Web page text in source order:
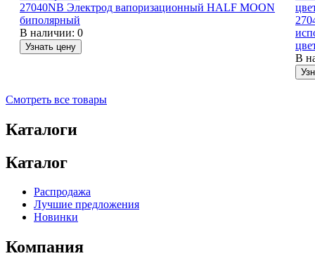
27040NB Электрод вапоризационный HALF MOON
биполярный
В наличии: 0
Узнать цену
В
Смотреть все товары
Каталоги
Каталог
Распродажа
Лучшие предложения
Новинки
Компания